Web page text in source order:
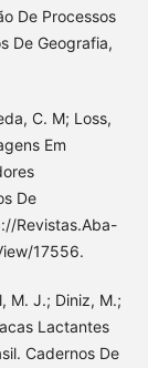
De Processos
De Geografia,
C. M; Loss,
Em
De
Revistas.Aba-
17556.
M. J.; Diniz, M.;
Lactantes
Cadernos De